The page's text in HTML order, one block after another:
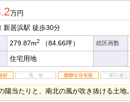
万円
新居浜駅 徒歩30分
279.87m2 （84.66坪） 総区画数
住宅用地
陽当たりと、南北の風が吹き抜ける土地。